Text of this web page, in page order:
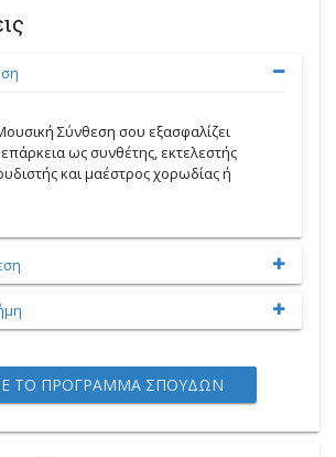
Σύνθεση σου εξασφαλίζει
ως συνθέτης, εκτελεστής
και μαέστρος χορωδίας ή
ΤΟ ΠΡΌΓΡΑΜΜΑ ΣΠΟΥΔΏΝ